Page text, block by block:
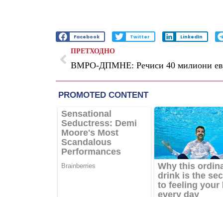
Facebook Twitter LinkedIn
ПРЕТХОДНО